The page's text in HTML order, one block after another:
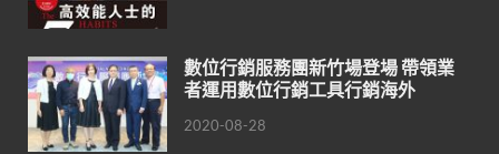
數位行銷服務團新竹場登場 帶領業
者運用數位行銷工具行銷海外
2020-08-28